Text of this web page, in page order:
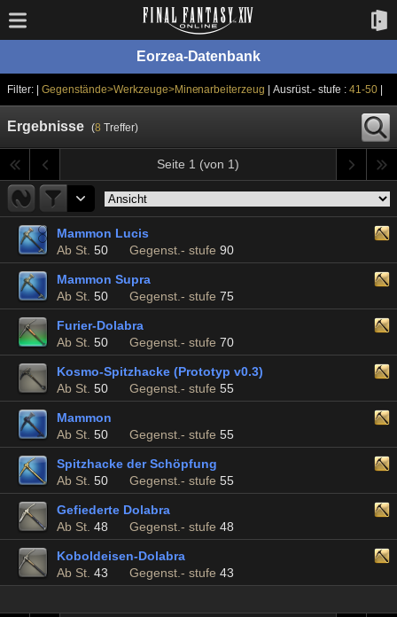
Eorzea-Datenbank
Filter: | Gegenstände>Werkzeuge>Minenarbeiterzeug | Ausrüst.- stufe : 41-50|
Ergebnisse (8 Treffer)
Seite 1 (von 1)
Mammon Lucis
Ab St. 50 Gegenst.- stufe 90
Mammon Supra
Ab St. 50 Gegenst.- stufe 75
Furier-Dolabra
Ab St. 50 Gegenst.- stufe 70
Kosmo-Spitzhacke (Prototyp v0.3)
Ab St. 50 Gegenst.- stufe 55
Mammon
Ab St. 50 Gegenst.- stufe 55
Spitzhacke der Schöpfung
Ab St. 50 Gegenst.- stufe 55
Gefiederte Dolabra
Ab St. 48 Gegenst.- stufe 48
Koboldeisen-Dolabra
Ab St. 43 Gegenst.- stufe 43